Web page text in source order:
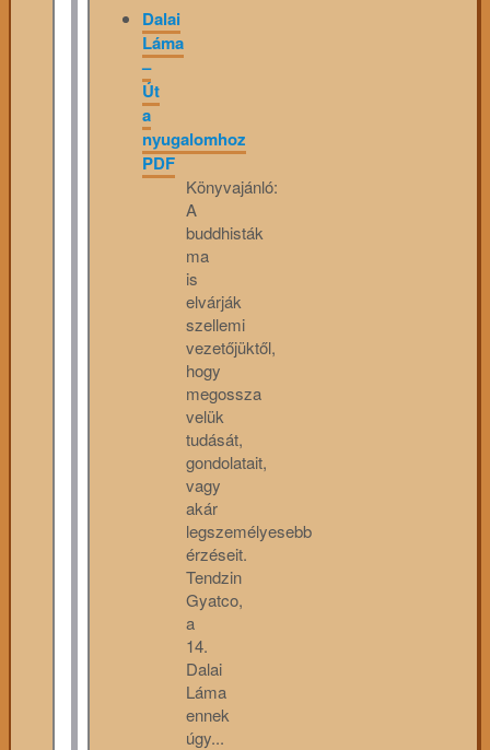
Dalai
Láma
–
Út
a
nyugalomhoz
PDF
Könyvajánló:
A
buddhisták
ma
is
elvárják
szellemi
vezetőjüktől,
hogy
megossza
velük
tudását,
gondolatait,
vagy
akár
legszemélyesebb
érzéseit.
Tendzin
Gyatco,
a
14.
Dalai
Láma
ennek
úgy...